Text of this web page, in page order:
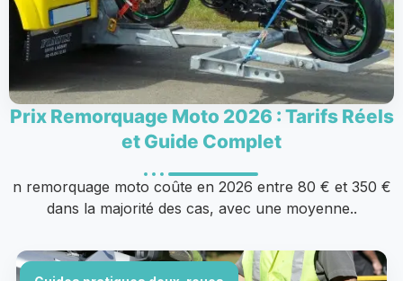
Prix Remorquage Moto 2026 : Tarifs Réels
et Guide Complet
n remorquage moto coûte en 2026 entre 80 € et 350 €
dans la majorité des cas, avec une moyenne..